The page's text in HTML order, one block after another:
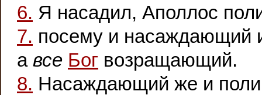
6. Я насадил, Аполлос
7. посему и насаждающий
а все Бог возращающий.
8. Насаждающий же и